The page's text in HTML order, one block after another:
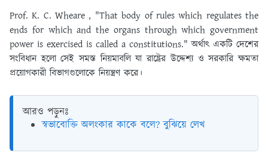
Prof. K. C. Wheare , "That body of rules which regulates the
ends for which and the organs through which government
power is exercised is called a constitutions." অর্থাৎ একটি দেশের
সংবিধান হলো সেই সমস্ত নিয়মাবলি যা রাষ্ট্রের উদ্দেশ্য ও সরকারি ক্ষমতা
প্রয়োগকারী বিভাগগুলোকে নিয়ন্ত্রণ করে।
আরও পড়ুনঃ
স্বভাবোক্তি অলংকার কাকে বলে? বুঝিয়ে লেখ